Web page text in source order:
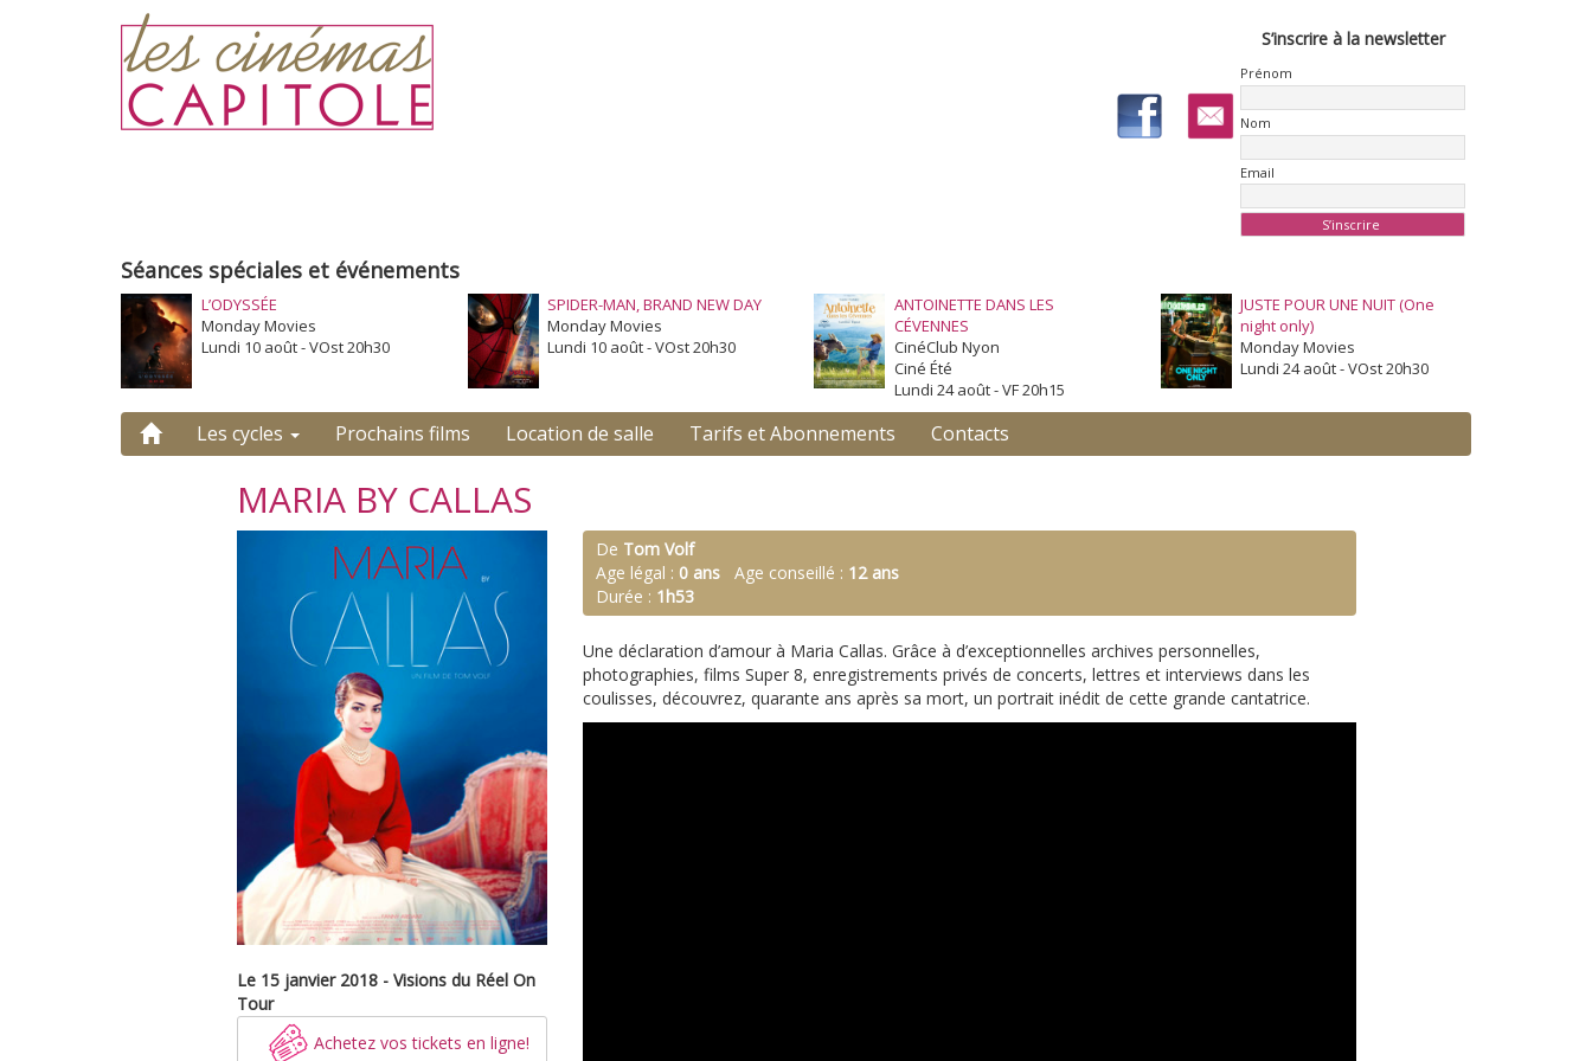
S’inscrire à la newsletter
Prénom
Nom
Email
Séances spéciales et événements
L’ODYSSÉE
Monday Movies
Lundi 10 août - VOst 20h30
SPIDER-MAN, BRAND NEW DAY
Monday Movies
Lundi 10 août - VOst 20h30
ANTOINETTE DANS LES
CÉVENNES
CinéClub Nyon
Ciné Été
Lundi 24 août - VF 20h15
JUSTE POUR UNE NUIT (One
night only)
Monday Movies
Lundi 24 août - VOst 20h30
Les cycles Prochains films Location de salle Tarifs et Abonnements Contacts
MARIA BY CALLAS
Le 15 janvier 2018 - Visions du Réel On
Tour
Achetez vos tickets en ligne!
De Tom Volf
Age légal : 0 ans Age conseillé : 12 ans
Durée : 1h53
Une déclaration d’amour à Maria Callas. Grâce à d’exceptionnelles archives personnelles,
photographies, films Super 8, enregistrements privés de concerts, lettres et interviews dans les
coulisses, découvrez, quarante ans après sa mort, un portrait inédit de cette grande cantatrice.